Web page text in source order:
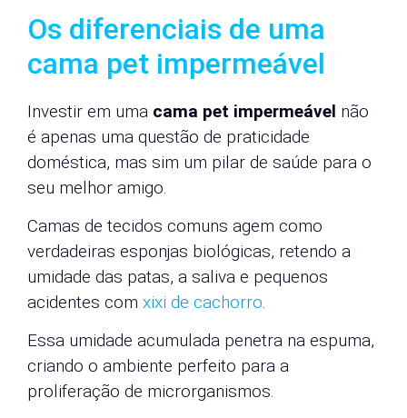
Os diferenciais de uma
cama pet impermeável
Investir em uma cama pet impermeável não
é apenas uma questão de praticidade
doméstica, mas sim um pilar de saúde para o
seu melhor amigo.
Camas de tecidos comuns agem como
verdadeiras esponjas biológicas, retendo a
umidade das patas, a saliva e pequenos
acidentes com xixi de cachorro.
Essa umidade acumulada penetra na espuma,
criando o ambiente perfeito para a
proliferação de microrganismos.